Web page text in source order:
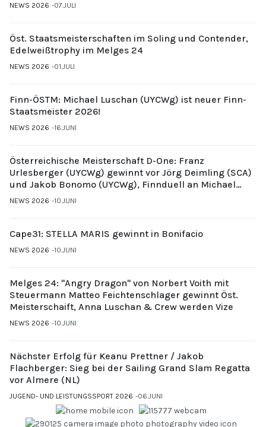
NEWS 2026 07.JULI
Öst. Staatsmeisterschaften im Soling und Contender,
Edelweißtrophy im Melges 24
NEWS 2026 01.JULI
Finn-ÖSTM: Michael Luschan (UYCWg) ist neuer Finn-
Staatsmeister 2026!
NEWS 2026 16.JUNI
Österreichische Meisterschaft D-One: Franz
Urlesberger (UYCWg) gewinnt vor Jörg Deimling (SCA)
und Jakob Bonomo (UYCWg), Finnduell an Michael
Gubi (UYCMo)
NEWS 2026 10.JUNI
Cape31: STELLA MARIS gewinnt in Bonifacio
NEWS 2026 10.JUNI
Melges 24: "Angry Dragon" von Norbert Voith mit
Steuermann Matteo Feichtenschlager gewinnt Öst.
Meisterschaift, Anna Luschan & Crew werden Vize
NEWS 2026 10.JUNI
Nächster Erfolg für Keanu Prettner / Jakob
Flachberger: Sieg bei der Sailing Grand Slam Regatta
vor Almere (NL)
JUGEND- UND LEISTUNGSSPORT 2026 06.JUNI